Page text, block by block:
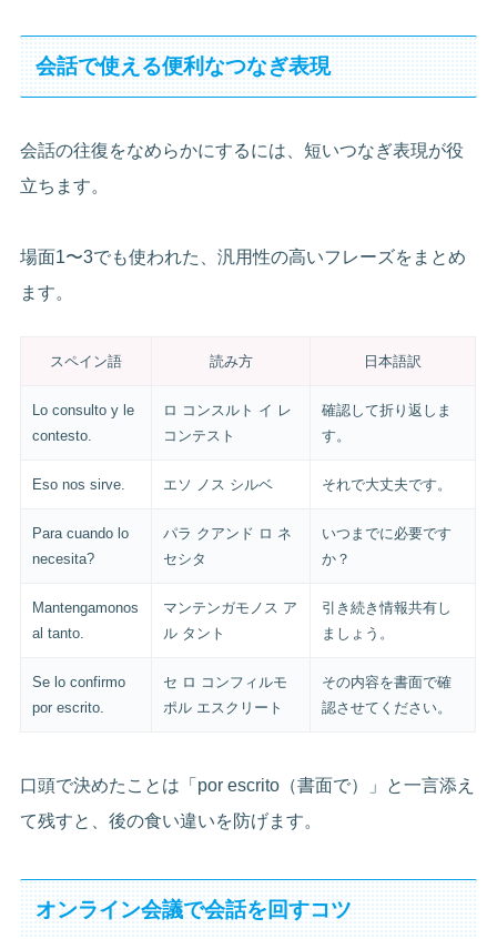
会話で使える便利なつなぎ表現
会話の往復をなめらかにするには、短いつなぎ表現が役
立ちます。
場面1〜3でも使われた、汎用性の高いフレーズをまとめ
ます。
スペイン語 読み方 日本語訳
Lo consulto y le
contesto.
ロ コンスルト イ レ
コンテスト
確認して折り返しま
す。
Eso nos sirve. エソ ノス シルベ それで大丈夫です。
Para cuando lo
necesita?
パラ クアンド ロ ネ
セシタ
いつまでに必要です
か？
Mantengamonos
al tanto.
マンテンガモノス ア
ル タント
引き続き情報共有し
ましょう。
Se lo confirmo
por escrito.
セ ロ コンフィルモ
ポル エスクリート
その内容を書面で確
認させてください。
口頭で決めたことは「por escrito（書面で）」と一言添え
て残すと、後の食い違いを防げます。
オンライン会議で会話を回すコツ